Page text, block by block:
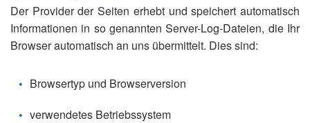
Der Provider der Seiten erhebt und speichert automatisch
Informationen in so genannten Server-Log-Dateien, die Ihr
Browser automatisch an uns übermittelt. Dies sind:
Browsertyp und Browserversion
verwendetes Betriebssystem